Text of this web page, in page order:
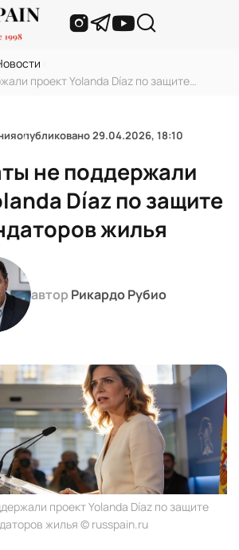
проект Yolanda Díaz по защите
опубликовано29.04.2026, 18:10
не поддержали
Díaz по защите
жилья
автор Рикардо Рубио
проект Yolanda Díaz по защите
жилья © russpain.ru